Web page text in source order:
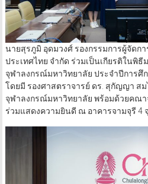
นายสุรภูมิ อุดมวงศ์ รองกรรมการผู้จัดก
ประเทศไทย จำกัด ร่วมเป็นเกียรติในพิ
จุฬาลงกรณ์มหาวิทยาลัย ประจำปีการศึ
โดยมี รองศาสตราจารย์ ดร. สุกัญญา ส
จุฬาลงกรณ์มหาวิทยาลัย พร้อมด้วยคณ
ร่วมแสดงความยินดี ณ อาคารจามจุรี 4